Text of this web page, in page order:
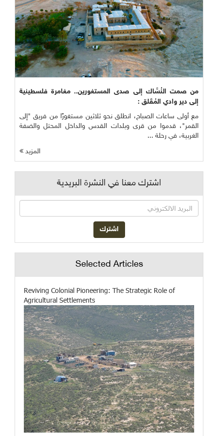
من صمت النُسَّاك إلى صدى المستغورين.. مغامرة فلسطينية
إلى دير وادي المُقَلق :
مع أولى ساعات الصباح، انطلق نحو ثلاثين مستغورًا من فريق "إلى
القمر"، قدموا من قرى وبلدات القدس والداخل المحتل والضفة
الغربية، في رحلة ...
المزيد
اشترك معنا في النشرة البريدية
Selected Articles
Reviving Colonial Pioneering: The Strategic Role of
Agricultural Settlements